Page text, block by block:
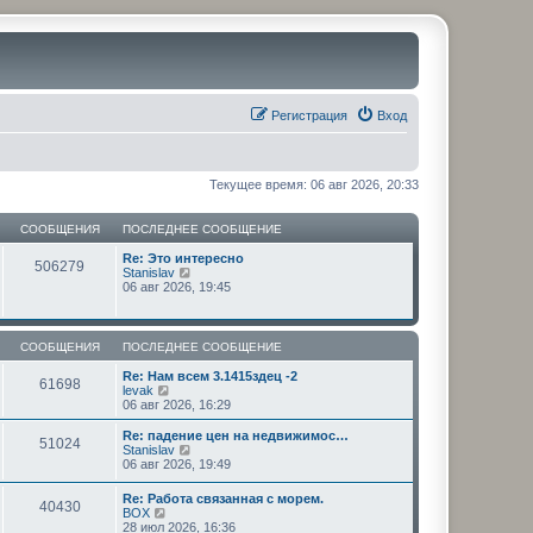
Вход
Регистрация
Текущее время: 06 авг 2026, 20:33
СООБЩЕНИЯ ПОСЛЕДНЕЕ СООБЩЕНИЕ
506279
Re: Это интересно
Stanislav
й
т
к
п
с
е
н
е
м
с
06 авг 2026, 19:45
СООБЩЕНИЯ ПОСЛЕДНЕЕ СООБЩЕНИЕ
61698
Re: Нам всем 3.1415здец -2
levak
е
р
е
й
т
п
06 авг 2026, 16:29
51024
Re: падение цен на недвижимос…
Stanislav
й
т
06 авг 2026, 19:49
40430
Re: Работа связанная с морем.
BOX
е
28 июл 2026, 16:36